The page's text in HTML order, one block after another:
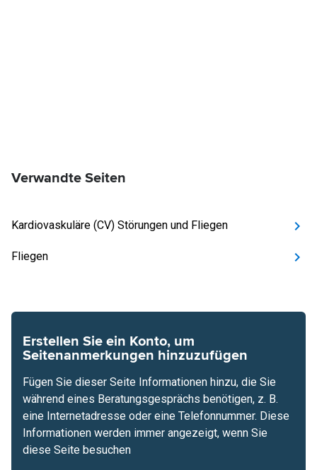
Verwandte Seiten
Kardiovaskuläre (CV) Störungen und Fliegen
Fliegen
Erstellen Sie ein Konto, um
Seitenanmerkungen hinzuzufügen
Fügen Sie dieser Seite Informationen hinzu, die Sie
während eines Beratungsgesprächs benötigen, z. B.
eine Internetadresse oder eine Telefonnummer. Diese
Informationen werden immer angezeigt, wenn Sie
diese Seite besuchen